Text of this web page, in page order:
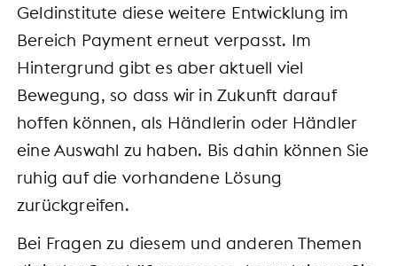
Geldinstitute diese weitere Entwicklung im
Bereich Payment erneut verpasst. Im
Hintergrund gibt es aber aktuell viel
Bewegung, so dass wir in Zukunft darauf
hoffen können, als Händlerin oder Händler
eine Auswahl zu haben. Bis dahin können Sie
ruhig auf die vorhandene Lösung
zurückgreifen.
Bei Fragen zu diesem und anderen Themen